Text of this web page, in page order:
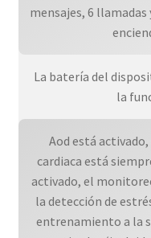
mensajes, 6
La batería del
la
Aod está
cardiaca está
activado, el
la detección de
entrenamiento a la